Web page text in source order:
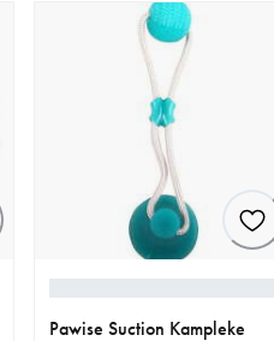
Pawise Suction Kampleke